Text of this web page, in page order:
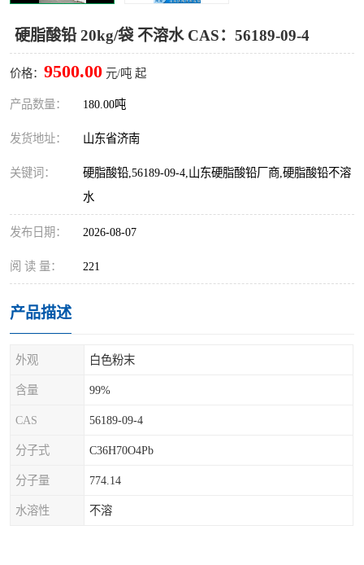
硬脂酸铅 20kg/袋 不溶水 CAS：56189-09-4
价格： 9500.00 元/吨 起
产品数量： 180.00吨
发货地址： 山东省济南
关键词：
硬脂酸铅,56189-09-4,山东硬脂酸铅厂商,硬脂酸铅不溶
水
发布日期： 2026-08-07
阅 读 量： 221
产品描述
外观 白色粉末
含量 99%
CAS 56189-09-4
分子式 C36H70O4Pb
分子量 774.14
水溶性 不溶
醛类
酯类
烷烃化工原料 合成中间体
水处理助剂